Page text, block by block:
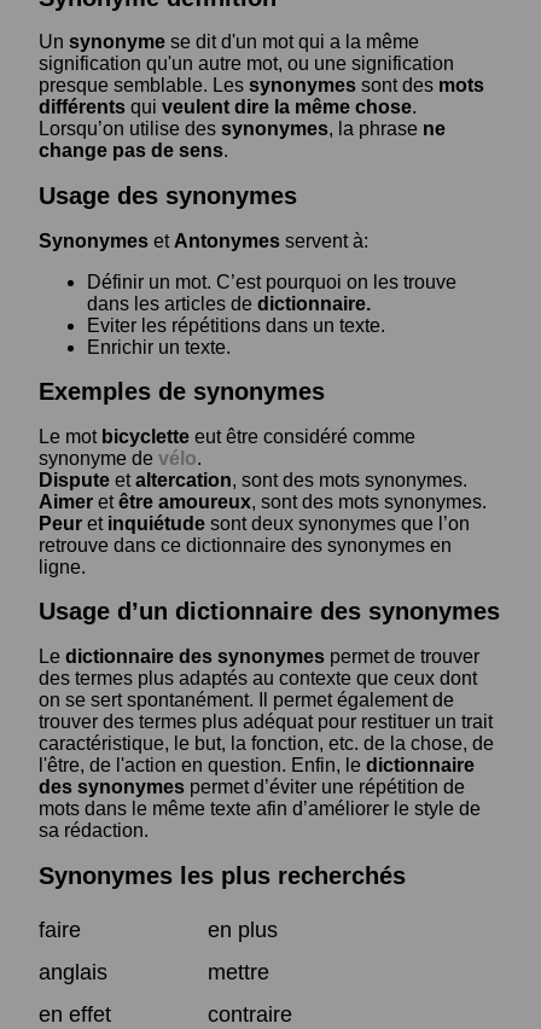
Un synonyme se dit d'un mot qui a la même
signification qu'un autre mot, ou une signification
presque semblable. Les synonymes sont des mots
différents qui veulent dire la même chose.
Lorsqu’on utilise des synonymes, la phrase ne
change pas de sens.
Usage des synonymes
Synonymes et Antonymes servent à:
Définir un mot. C’est pourquoi on les trouve
dans les articles de dictionnaire.
Eviter les répétitions dans un texte.
Enrichir un texte.
Exemples de synonymes
Le mot bicyclette eut être considéré comme
synonyme de vélo.
Dispute etaltercation, sont des mots synonymes.
Aimer etêtre amoureux, sont des mots synonymes.
Peur et inquiétude sont deux synonymes que l’on
retrouve dans ce dictionnaire des synonymes en
ligne.
Usage d’un dictionnaire des synonymes
Le dictionnaire des synonymes permet de trouver
des termes plus adaptés au contexte que ceux dont
on se sert spontanément. Il permet également de
trouver des termes plus adéquat pour restituer un trait
caractéristique, le but, la fonction, etc. de la chose, de
l'être, de l'action en question. Enfin, le dictionnaire
des synonymes permet d’éviter une répétition de
mots dans le même texte afin d’améliorer le style de
sa rédaction.
Synonymes les plus recherchés
faire
en plus
anglais
mettre
en effet
contraire